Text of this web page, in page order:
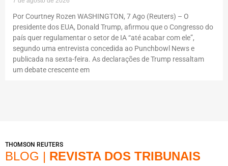
Por Courtney Rozen WASHINGTON, 7 Ago (Reuters) – O
presidente dos EUA, Donald Trump, afirmou que o Congresso do
país quer regulamentar o setor de IA “até acabar com ele”,
segundo uma entrevista concedida ao Punchbowl News e
publicada na sexta-feira. As declarações de Trump ressaltam
um debate crescente em
THOMSON REUTERS
BLOG | REVISTA DOS TRIBUNAIS